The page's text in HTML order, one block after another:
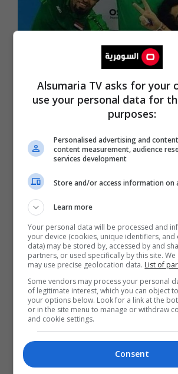
تتوج بالمركز الأول في
Alsumaria TV asks for your
use your personal data for
purposes:
Personalised advertising and
content measurement, audience
services development
Store and/or access information on
Learn more
Your personal data will be processed and
your device (cookies, unique identifiers, and
data) may be stored by, accessed by and
partners, or used specifically by this site.
may use precise geolocation data. List of
Some vendors may process your personal
of legitimate interest, which you can object
your options below. Look for a link at the
or in the site menu to manage or withdraw
and cookie settings.
Consent